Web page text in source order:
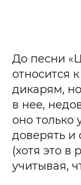
До песни
относится
дикарям,
в нее,
оно только
доверять
(хотя это в
учитывая,